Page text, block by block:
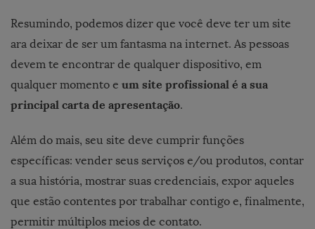
Resumindo, podemos dizer que você deve ter um site
ara deixar de ser um fantasma na internet. As pessoas
devem te encontrar de qualquer dispositivo, em
qualquer momento e um site profissional é a sua
principal carta de apresentação.
Além do mais, seu site deve cumprir funções
específicas: vender seus serviços e/ou produtos, contar
a sua história, mostrar suas credenciais, expor aqueles
que estão contentes por trabalhar contigo e, finalmente,
permitir múltiplos meios de contato.